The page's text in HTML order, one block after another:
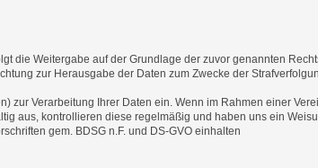
Weitergabe auf der Grundlage der zuvor genannten
zur Herausgabe der Daten zum Zwecke der
Verarbeitung Ihrer Daten ein. Wenn im Rahmen einer
aus, kontrollieren diese regelmäßig und haben uns ein
gem. BDSG n.F. und DS-GVO einhalten